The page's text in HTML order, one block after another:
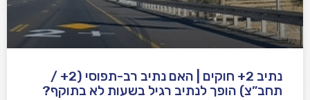
נתיב 2+ חוקים | האם נתיב רב-תפוסי (2+ /
תחב”צ) הופך לנתיב רגיל בשעות לא בתוקף?